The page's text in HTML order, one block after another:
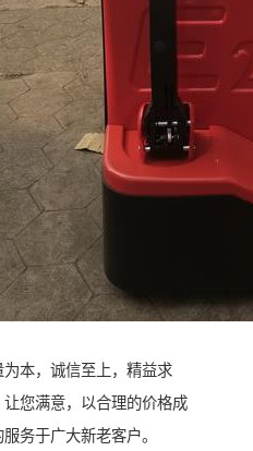
本，诚信至上，精益求
您满意，以合理的价格成
务于广大新老客户。